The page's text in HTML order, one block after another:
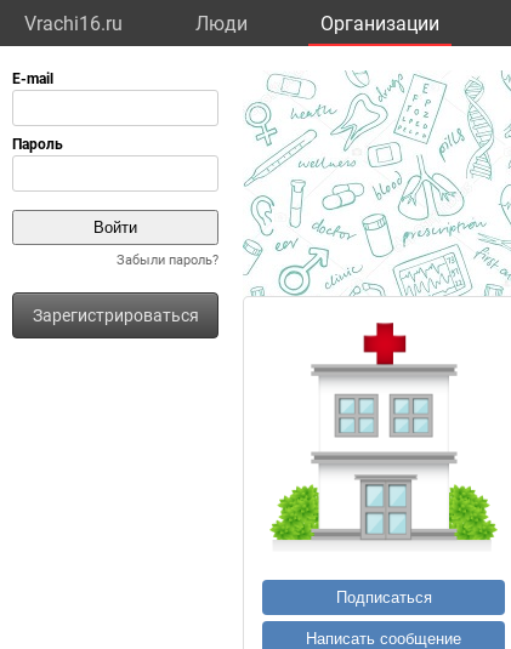
Vrachi16.ru Люди Организации
Забыли пароль?
Зарегистрироваться
Подписаться
Написать сообщение